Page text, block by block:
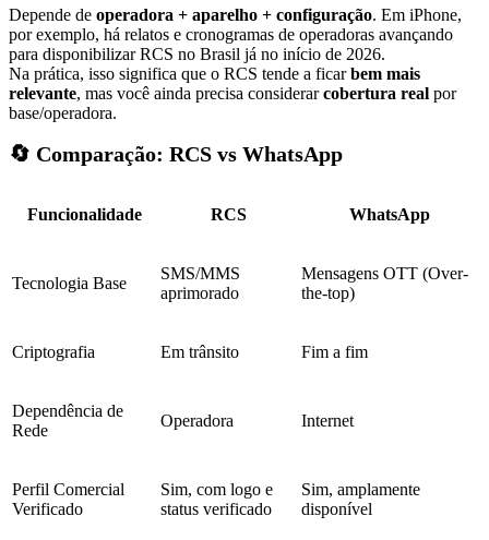
Depende de operadora + aparelho + configuração. Em iPhone,
por exemplo, há relatos e cronogramas de operadoras avançando
para disponibilizar RCS no Brasil já no início de 2026.
Na prática, isso significa que o RCS tende a ficarbem mais
relevante, mas você ainda precisa considerarcobertura real por
base/operadora.
🔄 Comparação: RCS vs WhatsApp
Funcionalidade RCS WhatsApp
Tecnologia Base
SMS/MMS
aprimorado
Mensagens OTT (Over-
the-top)
Criptografia Em trânsito Fim a fim
Dependência de
Rede
Operadora Internet
Perfil Comercial
Verificado
Sim, com logo e
status verificado
Sim, amplamente
disponível